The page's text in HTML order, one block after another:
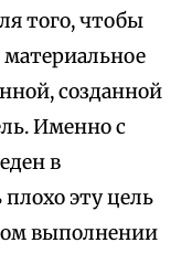
того, чтобы
материальное
созданной
Именно с
в
эту цель
выполнении